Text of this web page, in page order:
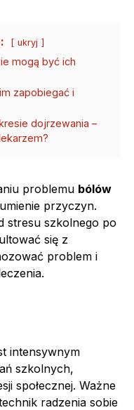
ukryj
mogą być ich
zapobiegać i
dojrzewania –
problemu bólów
przyczyn.
stresu szkolnego po
się z
problem i
intensywnym
szkolnych,
społecznej. Ważne
radzenia sobie